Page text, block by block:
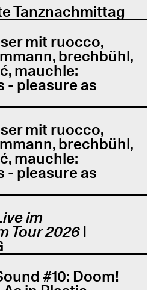
Tanznachmittag
mit ruocco,
brechbühl,
mauchle:
- pleasure as
mit ruocco,
brechbühl,
mauchle:
- pleasure as
im
Tour 2026 |
#10: Doom!